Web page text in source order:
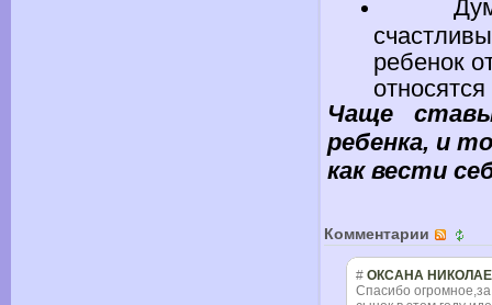
ребенок
относятся
Чаще
ребенка, и
как вести
Комментарии
# ОКСАНА
Спасибо